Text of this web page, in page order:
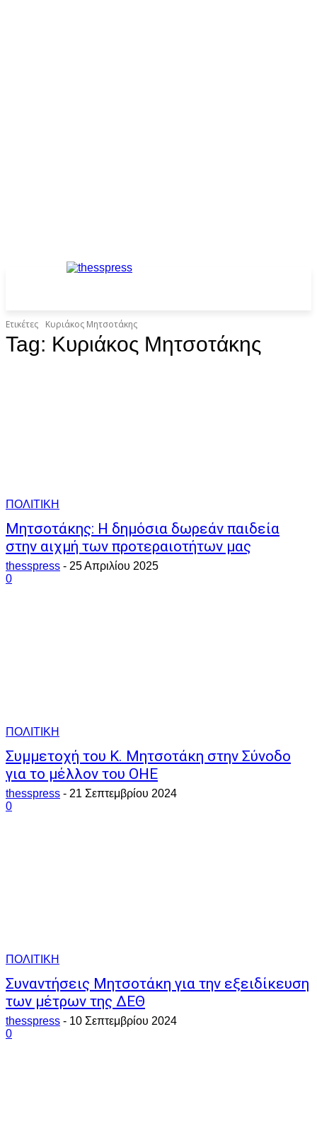
Ετικέτες Κυριάκος Μητσοτάκης
Tag: Κυριάκος Μητσοτάκης
ΠΟΛΙΤΙΚΗ
Μητσοτάκης: Η δημόσια δωρεάν παιδεία
στην αιχμή των προτεραιοτήτων μας
thesspress - 25 Απριλίου 2025
0
ΠΟΛΙΤΙΚΗ
Συμμετοχή του Κ. Μητσοτάκη στην Σύνοδο
για το μέλλον του ΟΗΕ
thesspress - 21 Σεπτεμβρίου 2024
0
ΠΟΛΙΤΙΚΗ
Συναντήσεις Μητσοτάκη για την εξειδίκευση
των μέτρων της ΔΕΘ
thesspress - 10 Σεπτεμβρίου 2024
0